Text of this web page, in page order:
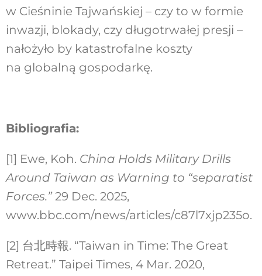
w Cieśninie Tajwańskiej – czy to w formie
inwazji, blokady, czy długotrwałej presji –
nałożyło by katastrofalne koszty
na globalną gospodarkę.
Bibliografia:
[1] Ewe, Koh. China Holds Military Drills
Around Taiwan as Warning to “separatist
Forces.”29 Dec. 2025,
www.bbc.com/news/articles/c87l7xjp235o.
[2] 台北時報. “Taiwan in Time: The Great
Retreat.” Taipei Times, 4 Mar. 2020,